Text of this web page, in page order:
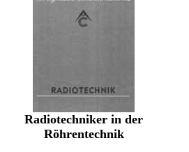
Radiotechniker in der
Röhrentechnik